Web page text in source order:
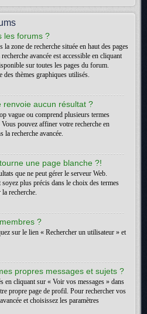
les forums ?
la zone de recherche située en haut des pages
avancée est accessible en cliquant
sur toutes les pages du forum.
des thèmes graphiques utilisés.
renvoie aucun résultat ?
vague ou comprend plusieurs termes
pouvez affiner votre recherche en
la recherche avancée.
une page blanche ?!
que ne peut gérer le serveur Web.
plus précis dans le choix des termes
recherche.
?
sur le lien « Rechercher un utilisateur » et
propres messages et sujets ?
en cliquant sur « Voir vos messages » dans
propre page de profil. Pour rechercher vos
et choisissez les paramètres